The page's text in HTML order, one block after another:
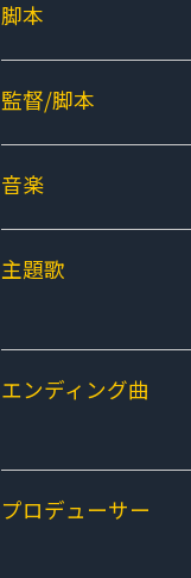
脚本
監督/脚本
音楽
主題歌
エンディング曲
プロデューサー